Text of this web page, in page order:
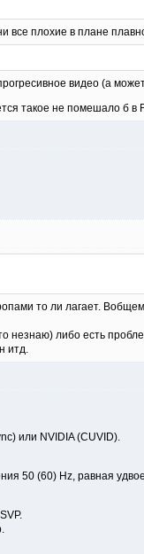
все плохие в плане
видео (а
такое не помешало б в
то ли лагает.
незнаю) либо есть
итд.
или NVIDIA (CUVID).
50 (60) Hz, равная